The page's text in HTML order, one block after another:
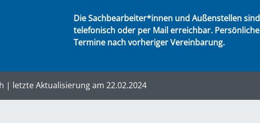
Die Sachbearbeiter*innen und Außenstellen sind
telefonisch oder per Mail erreichbar. Persönliche
Termine nach vorheriger Vereinbarung.
| letzte Aktualisierung am 22.02.2024